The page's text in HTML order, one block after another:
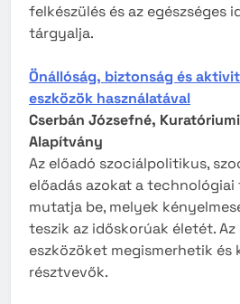
felkészülés és az egészséges
tárgyalja.
Önállóság, biztonság és
eszközök használatával
Cserbán Józsefné,
Alapítvány
Az előadó szociálpolitikus,
előadás azokat a
mutatja be, melyek
teszik az időskorúak életét. Az
eszközöket megismerhetik és
résztvevők.